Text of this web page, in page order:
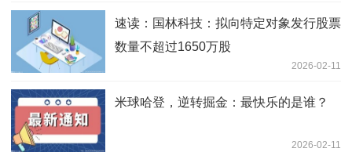
速读：国林科技：拟向特定对象发行股票
数量不超过1650万股
2026-02-11
米球哈登，逆转掘金：最快乐的是谁？
2026-02-11